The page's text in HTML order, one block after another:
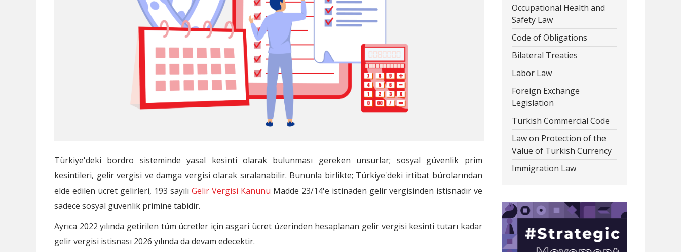
Türkiye'deki bordro sisteminde yasal kesinti olarak bulunması gereken unsurlar; sosyal güvenlik prim
kesintileri, gelir vergisi ve damga vergisi olarak sıralanabilir. Bununla birlikte; Türkiye'deki irtibat bürolarından
elde edilen ücret gelirleri, 193 sayılı Gelir Vergisi Kanunu Madde 23/14'e istinaden gelir vergisinden istisnadır ve
sadece sosyal güvenlik primine tabidir.
Ayrıca 2022 yılında getirilen tüm ücretler için asgari ücret üzerinden hesaplanan gelir vergisi kesinti tutarı kadar
gelir vergisi istisnası 2026 yılında da devam edecektir.
Occupational Health and
Safety Law
Code of Obligations
Bilateral Treaties
Labor Law
Foreign Exchange
Legislation
Turkish Commercial Code
Law on Protection of the
Value of Turkish Currency
Immigration Law